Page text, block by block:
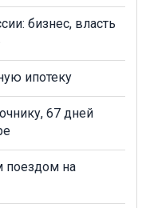
бизнес, власть
ипотеку
67 дней
поездом на